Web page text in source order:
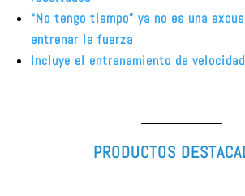
“No tengo tiempo” ya no es una
entrenar la fuerza
Incluye el entrenamiento de
PRODUCTOS